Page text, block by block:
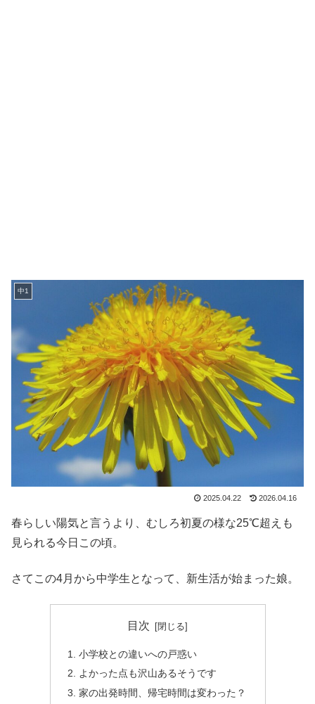
中1
2025.04.22 2026.04.16
春らしい陽気と言うより、むしろ初夏の様な25℃超えも
見られる今日この頃。
さてこの4月から中学生となって、新生活が始まった娘。
目次
小学校との違いへの戸惑い
よかった点も沢山あるそうです
家の出発時間、帰宅時間は変わった？